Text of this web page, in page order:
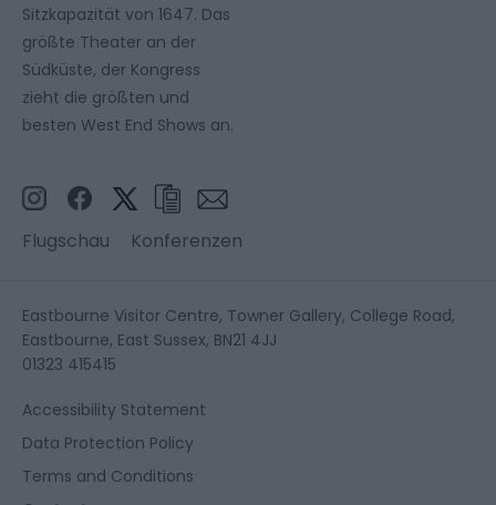
Sitzkapazität von 1647. Das
größte Theater an der
Südküste, der Kongress
zieht die größten und
besten West End Shows an.
Flugschau Konferenzen
Eastbourne Visitor Centre, Towner Gallery, College Road,
Eastbourne, East Sussex, BN21 4JJ
01323 415415
Accessibility Statement
Data Protection Policy
Terms and Conditions